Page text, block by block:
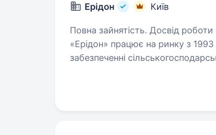
Ерідон Київ
Повна зайнятість. Досвід роботи від
«Ерідон» працює на ринку з
забезпеченні